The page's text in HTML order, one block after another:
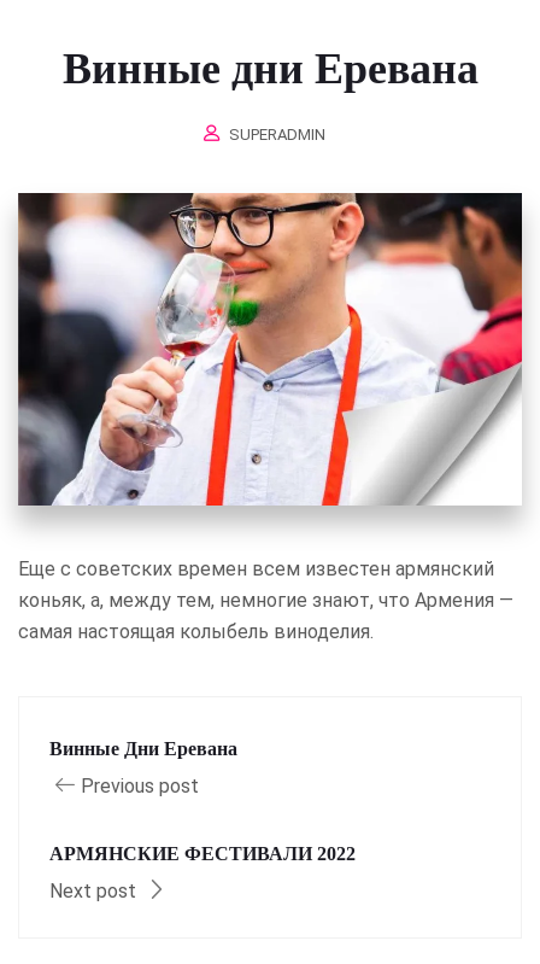
Винные дни Еревана
SUPERADMIN
Еще с советских времен всем известен армянский
коньяк, а, между тем, немногие знают, что Армения —
самая настоящая колыбель виноделия.
Винные Дни Еревана
Previous post
АРМЯНСКИЕ ФЕСТИВАЛИ 2022
Next post